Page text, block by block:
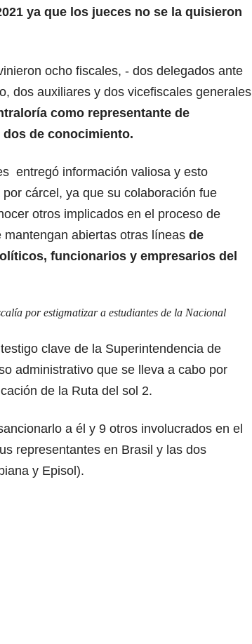
ya que los jueces no se la quisieron
ocho fiscales, - dos delegados ante
dos auxiliares y dos vicefiscales generales
como representante de
de conocimiento.
entregó información valiosa y esto
cárcel, ya que su colaboración fue
otros implicados en el proceso de
abiertas otras líneas de
funcionarios y empresarios del
por estigmatizar a estudiantes de la Nacional
clave de la Superintendencia de
administrativo que se lleva a cabo por
de la Ruta del sol 2.
a él y 9 otros involucrados en el
representantes en Brasil y las dos
y Episol).